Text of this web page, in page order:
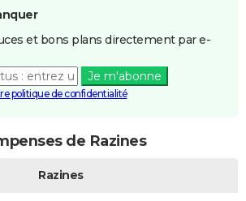
et bons plans directement par e-
Je m'abonne
politique de confidentialité
de Razines
Razines